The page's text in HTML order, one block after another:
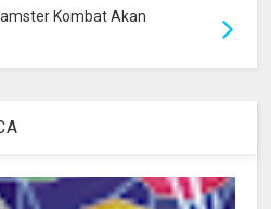
Kombat Akan